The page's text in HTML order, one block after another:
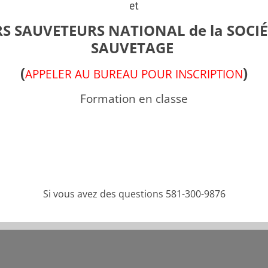
et
SAUVETEURS NATIONAL de la
SAUVETAGE
(APPELER AU BUREAU POUR INSCRIPTION)
Formation en classe
Si vous avez des questions 581-300-9876